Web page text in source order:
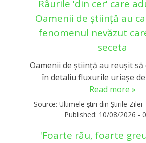
Râurile 'din cer' care
Oamenii de știință au
fenomenul nevăzut
seceta
Oamenii de știință au reușit
în detaliu fluxurile uriașe
Read more »
Source: Ultimele știri din Știrile Zilei
Published: 10/08/2026 -
'Foarte rău, foarte